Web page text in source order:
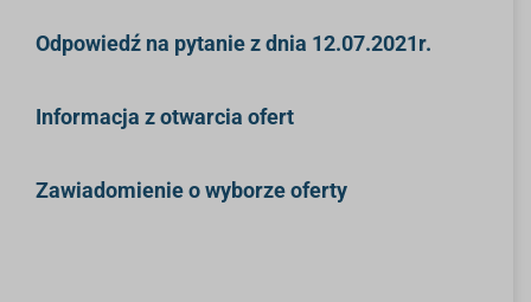
Odpowiedź na pytanie z dnia 12.07.2021r.
Informacja z otwarcia ofert
Zawiadomienie o wyborze oferty